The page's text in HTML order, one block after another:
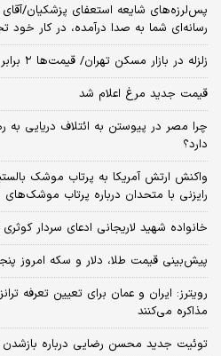
پس‌لرزه‌های شایعه استعفای پزشکیان/
رسانه‌ای شما به صدا درآمده، در کار خود
زلزله در بازار مسکن تهران/ قیمت‌ها ۲ برابر شد، خریدار ناپدید شد
قیمت جدید مرغ اعلام شد
چرا مصر در پیوستن به ائتلاف دریایی به
دارد؟
واکنش ارتش آمریکا به پرتاب موشک
رایزنی با متحدان درباره پرتاب
خانواده شهید لاریجانی ادعای سردار
پیش‌بینی قیمت طلا، دلار و سکه امروز پنجشنبه ۱۵
مذاکره می‌کنند
توئیت جدید محسن رضایی درباره بازشدن